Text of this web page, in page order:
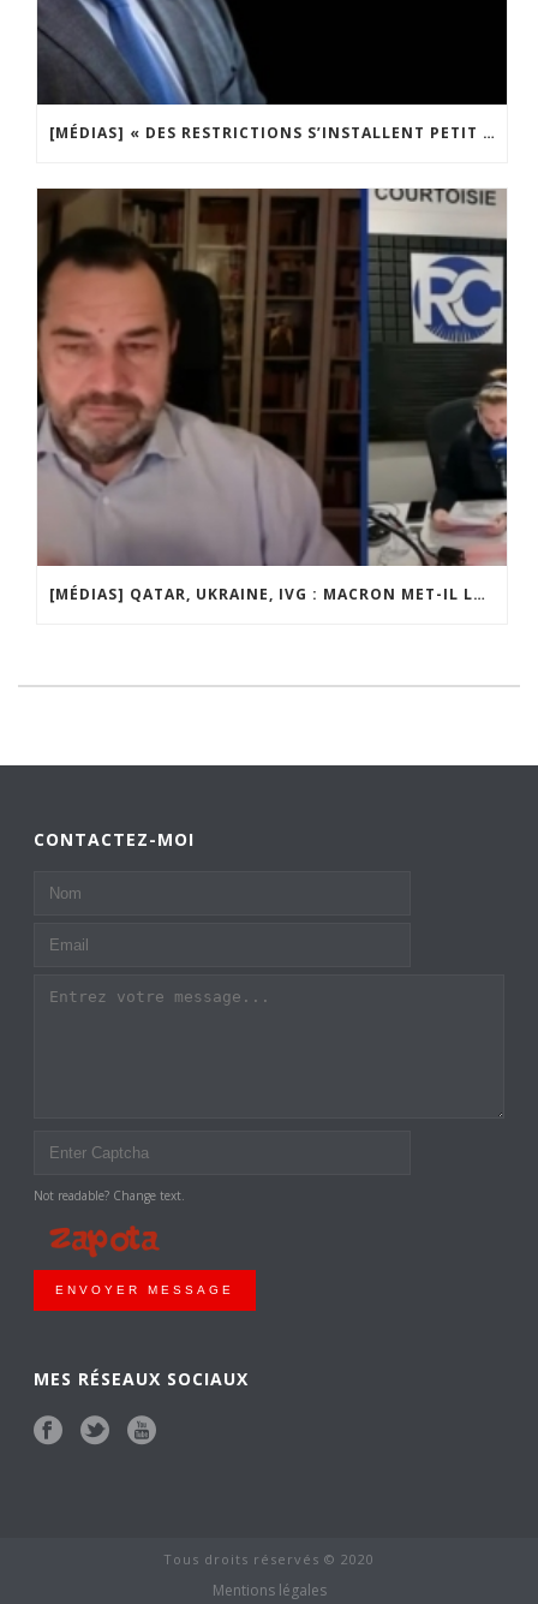
[MÉDIAS] « DES RESTRICTIONS S’INSTALLENT PETIT À PETIT DANS NOTRE PAYS » ENTRETIEN AVEC BOULEVARD VOLTAIRE
[MÉDIAS] QATAR, UKRAINE, IVG : MACRON MET-IL LA FRANCE EN DANGER ? JF POISSON INVITÉ DE LIGNE DROITE SUR RADIO COURTOISIE
CONTACTEZ-MOI
Not readable? Change text.
ENVOYER MESSAGE
MES RÉSEAUX SOCIAUX
Tous droits réservés © 2020
Mentions légales